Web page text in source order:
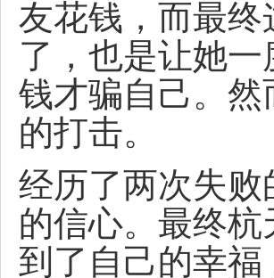
友花钱，而最终
了，也是让她
钱才骗自己。
的打击。
经历了两次失
的信心。最终
到了自己的幸